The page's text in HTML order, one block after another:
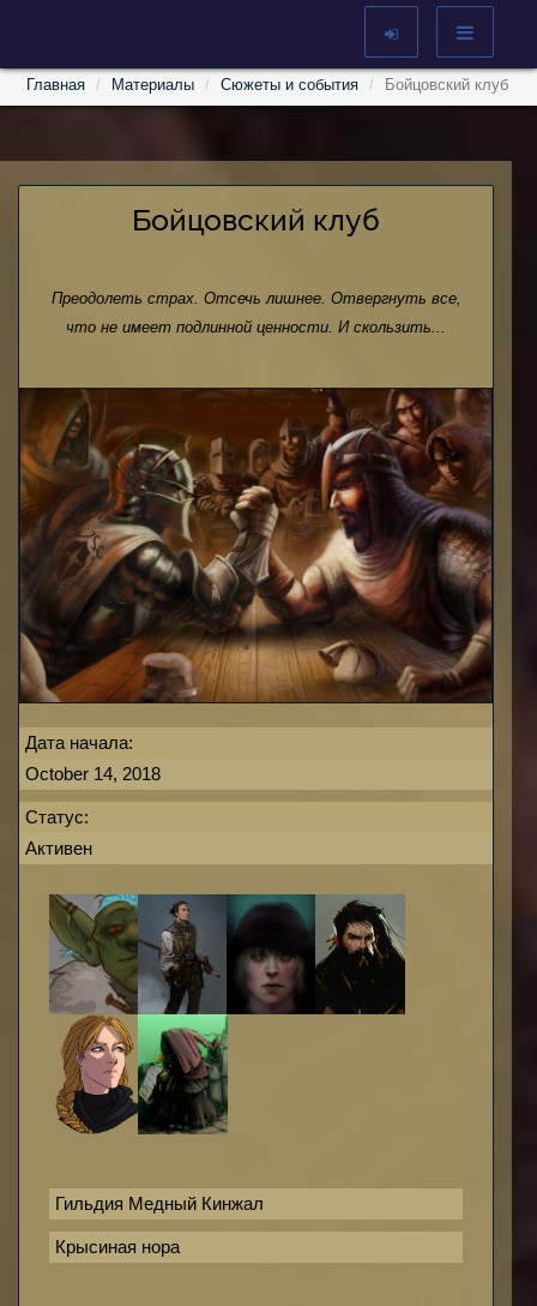
Главная Материалы Сюжеты и события Бойцовский клуб
Бойцовский клуб
Преодолеть страх. Отсечь лишнее. Отвергнуть все,
что не имеет подлинной ценности. И скользить...
Дата начала:
October 14, 2018
Статус:
Активен
Гильдия Медный Кинжал
Крысиная нора